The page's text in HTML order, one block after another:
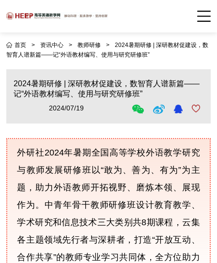
首页 > 资讯中心 > 教师研修 >
2024暑期研修 | 深研教材促建设，数
智育人谱新篇——记“外语教材编写、使用与研究研修班”
2024暑期研修 | 深研教材促建设，数智育人谱新篇——
记“外语教材编写、使用与研究研修班”
2024/07/19
外研社2024年暑期全国高等学校外语教学研究
与教师发展研修班以“敢为、善为、有为”为主
题，助力外语教师开拓视野、磨炼本领、展现
作为。中青年骨干教师研修班设计教育教学、
学术研究和信息技术三大类别共8期课程，云集
各主题领域先行者与深耕者，打造“开放互动、
合作共享”的教师专业学习共同体，全方位助力